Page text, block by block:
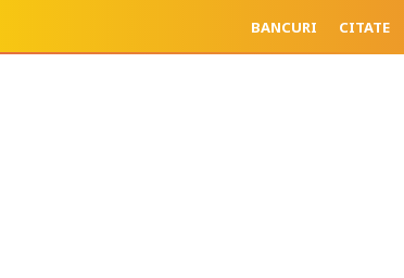
BANCURI CITATE